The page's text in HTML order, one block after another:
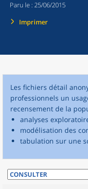
Paru le : 25/06/2015
Imprimer
Les fichiers détail
professionnels un
recensement de la
analyses
modélisation des
tabulation sur une